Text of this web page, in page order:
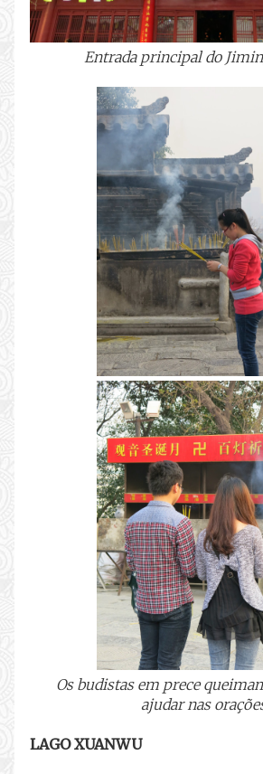
Entrada principal do
Os budistas em prece
ajudar nas
LAGO XUANWU